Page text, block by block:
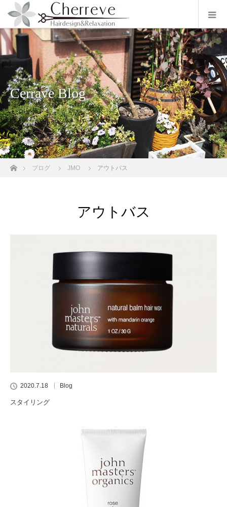
Cerrave Blog
ホームブログ JMO アウトバス
アウトバス
2020.7.18 Blog
スタイリング